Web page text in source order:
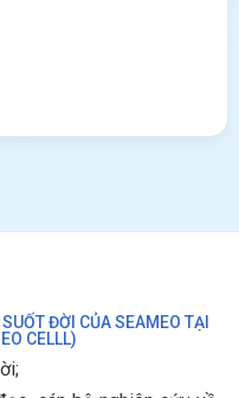
ĐỜI CỦA SEAMEO TẠI
CELLL)